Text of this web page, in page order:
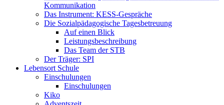
Kommunikation
Das Instrument: KESS-Gespräche
Die Sozialpädagogische Tagesbetreuung
Auf einen Blick
Leistungsbeschreibung
Das Team der STB
Der Träger: SPI
Lebensort Schule
Einschulungen
Einschulungen
Kiko